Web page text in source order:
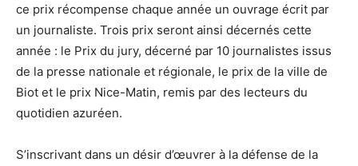
ce prix récompense chaque année un ouvrage écrit par
un journaliste. Trois prix seront ainsi décernés cette
année : le Prix du jury, décerné par 10 journalistes issus
de la presse nationale et régionale, le prix de la ville de
Biot et le prix Nice-Matin, remis par des lecteurs du
quotidien azuréen.
S’inscrivant dans un désir d’œuvrer à la défense de la